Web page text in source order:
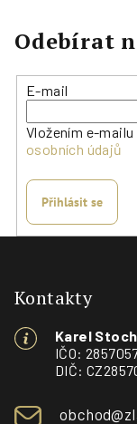
Odebírat
E-mail
Vložením e-
osobních údajů
Přihlásit se
Kontakty
Karel
IČO:
DIČ: